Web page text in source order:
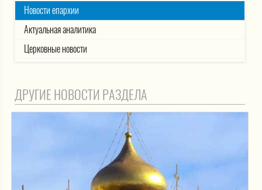
Новости епархии
Актуальная аналитика
Церковные новости
ДРУГИЕ НОВОСТИ РАЗДЕЛА